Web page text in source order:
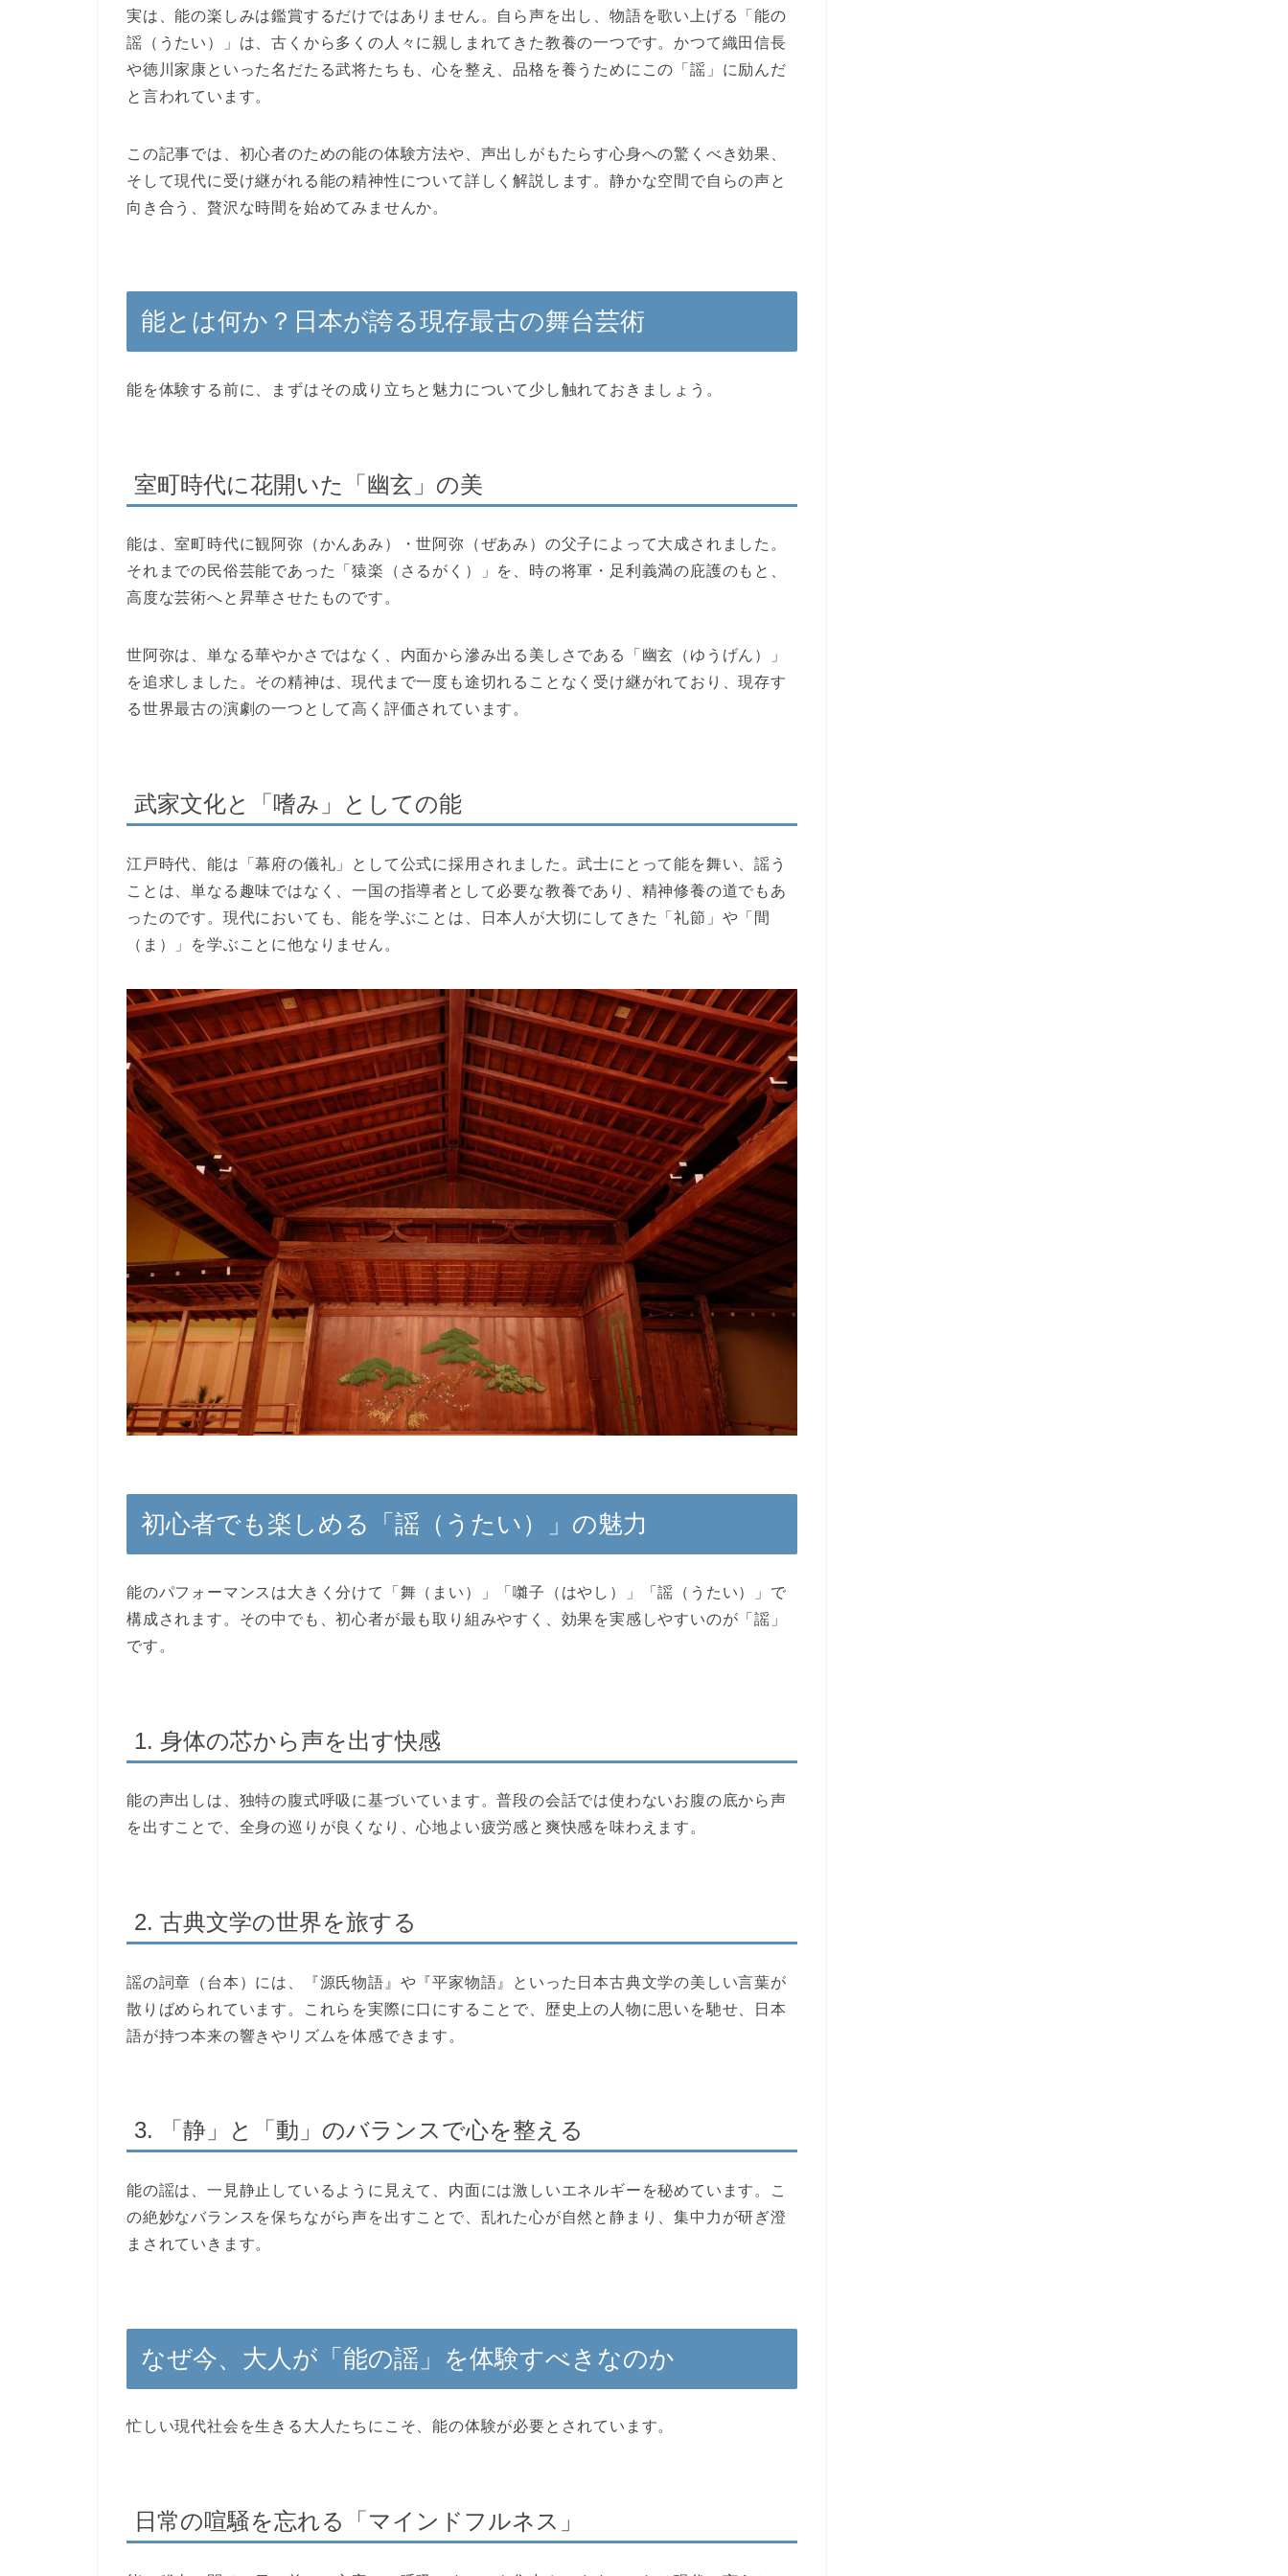
実は、能の楽しみは鑑賞するだけではありません。自ら声を出し、物語を歌い上げる「能の
謡（うたい）
」は、古くから多くの人々に親しまれてきた教養の一つです。かつて織田信長
や徳川家康といった名だたる武将たちも、心を整え、品格を養うためにこの「謡」に励んだ
と言われています。
この記事では、初心者のための能の体験方法や、 声出し がもたらす心身への驚くべき効果、
そして現代に受け継がれる能の精神性について詳しく解説します。静かな空間で自らの声と
向き合う、贅沢な時間を始めてみませんか。
能とは何か？日本が誇る現存最古の舞台芸術
能を体験する前に、まずはその成り立ちと魅力について少し触れておきましょう。
室町時代に花開いた「幽玄」の美
能は、室町時代に観阿弥（かんあみ）・世阿弥（ぜあみ）の父子によって大成されました。
それまでの民俗芸能であった「猿楽（さるがく）」を、時の将軍・足利義満の庇護のもと、
高度な芸術へと昇華させたものです。
世阿弥は、単なる華やかさではなく、内面から滲み出る美しさである「幽玄（ゆうげん）」
を追求しました。その精神は、現代まで一度も途切れることなく受け継がれており、現存す
る世界最古の演劇の一つとして高く評価されています。
武家文化と「嗜み」としての能
江戸時代、能は「幕府の儀礼」として公式に採用されました。武士にとって能を舞い、謡う
ことは、単なる趣味ではなく、一国の指導者として必要な教養であり、精神修養の道でもあ
ったのです。現代においても、能を学ぶことは、日本人が大切にしてきた「礼節」や「間
（ま）」を学ぶことに他なりません。
初心者でも楽しめる「謡（うたい）」の魅力
能のパフォーマンスは大きく分けて「舞（まい）」「囃子（はやし）」「謡（うたい）」で
構成されます。その中でも、初心者が最も取り組みやすく、効果を実感しやすいのが「謡」
です。
1. 身体の芯から声を出す快感
能の声出し は、独特の腹式呼吸に基づいています。普段の会話では使わないお腹の底から声
を出すことで、全身の巡りが良くなり、心地よい疲労感と爽快感を味わえます。
2. 古典文学の世界を旅する
謡の詞章（台本）には、『源氏物語』や『平家物語』といった日本古典文学の美しい言葉が
散りばめられています。これらを実際に口にすることで、歴史上の人物に思いを馳せ、日本
語が持つ本来の響きやリズムを体感できます。
3. 「静」と「動」のバランスで心を整える
能の謡は、一見静止しているように見えて、内面には激しいエネルギーを秘めています。こ
の絶妙なバランスを保ちながら声を出すことで、乱れた心が自然と静まり、集中力が研ぎ澄
まされていきます。
なぜ今、大人が「能の謡」を体験すべきなのか
忙しい現代社会を生きる大人たちにこそ、能の体験が必要とされています。
日常の喧騒を忘れる「マインドフルネス」